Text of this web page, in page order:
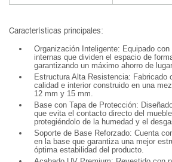
Características principales:
Organización Inteligente: Equipado
internas que dividen el espacio de
garantizando un máximo ahorro de
Estructura Alta Resistencia: Fabricado
calidad e interior construido en una
12 mm y 15 mm.
Base con Tapa de Protección:
que evita el contacto directo del
protegiéndolo de la humedad y el
Soporte de Base Reforzado: Cuenta
en la base que garantiza una mejor
óptima estabilidad del producto.